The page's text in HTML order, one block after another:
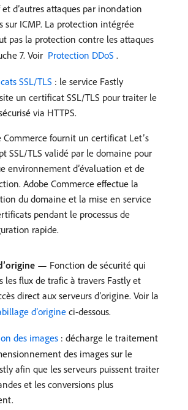
d’autres attaques par inondation
sur ICMP. La protection intégrée
pas la protection contre les attaques
7. Voir ​ Protection DDoS ​ .
SSL/TLS : le service Fastly
un certificat SSL/TLS pour traiter le
via HTTPS.
Commerce fournit un certificat Let’s
SSL/TLS validé par le domaine pour
environnement d’évaluation et de
Adobe Commerce effectue la
du domaine et la mise en service
pendant le processus de
rapide.
— Fonction de sécurité qui
les flux de trafic à travers Fastly et
direct aux serveurs d’origine. Voir la
d’origine ci-dessous.
des images : décharge le traitement
des images sur le
afin que les serveurs puissent traiter
et les conversions plus